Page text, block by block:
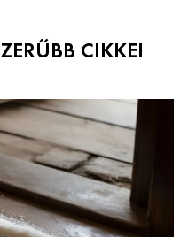
CIKKEI